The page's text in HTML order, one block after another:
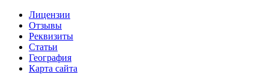
Лицензии
Отзывы
Реквизиты
Статьи
География
Карта сайта